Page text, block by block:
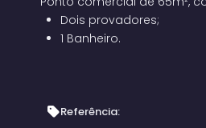
Dois provadores;
1 Banheiro.
Referência: